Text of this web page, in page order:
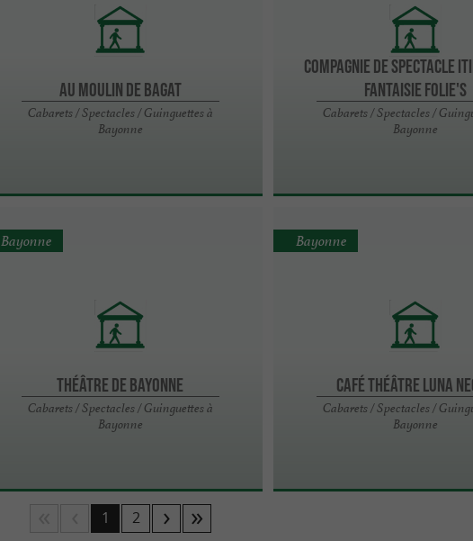
Au Moulin de Bagat
Cabarets / Spectacles / Guinguettes à
Bayonne
Compagnie de Spectacle
Fantaisie Folie's
Cabarets / Spectacles /
Bayonne
THÉÂTRE DE BAYONNE
Cabarets / Spectacles / Guinguettes à
Bayonne
Bayonne
CAFÉ THÉÂTRE LUNA
Cabarets / Spectacles /
Bayonne
Bayonne
1 2